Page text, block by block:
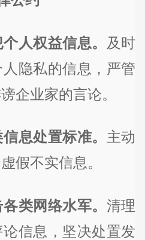
人权益信息。 及时
隐私的信息，严管
企业家的言论。
处置标准。 主动
假不实信息。
类网络水军。 清理
信息，坚决处置发